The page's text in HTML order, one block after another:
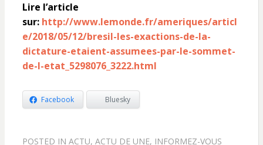
Lire l’article
sur: http://www.lemonde.fr/ameriques/articl
e/2018/05/12/bresil-les-exactions-de-la-
dictature-etaient-assumees-par-le-sommet-
de-l-etat_5298076_3222.html
Facebook Bluesky
POSTED IN ACTU, ACTU DE UNE, INFORMEZ-VOUS